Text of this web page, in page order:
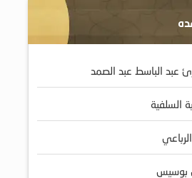
عبد الباسط عبد الصمد
السلفية
بوسيس